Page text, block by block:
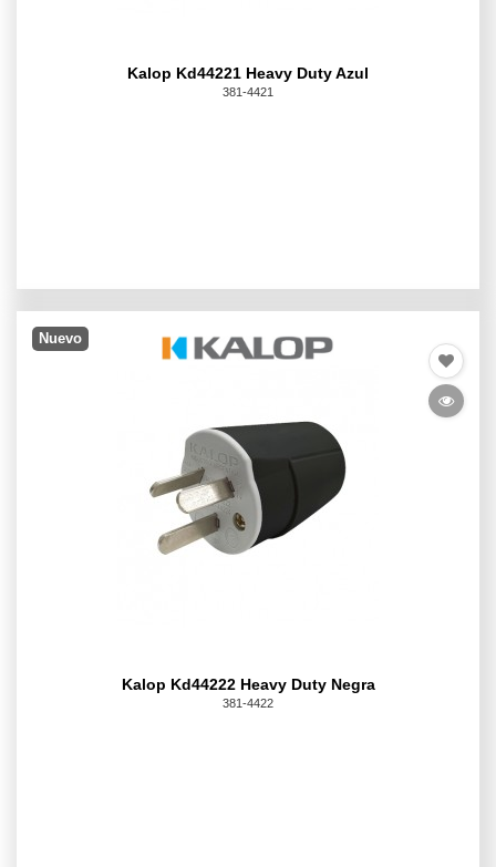
Kalop Kd44221 Heavy Duty Azul
381-4421
Nuevo
Kalop Kd44222 Heavy Duty Negra
381-4422